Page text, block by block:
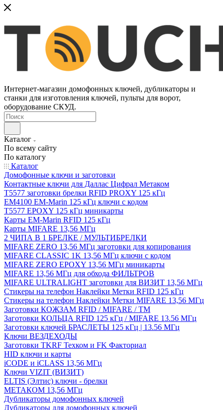
Интернет-магазин домофонных ключей, дубликаторы и
станки для изготовления ключей, пульты для ворот,
оборудование СКУД.
Каталог
По всему сайту
По каталогу
Каталог
Домофонные ключи и заготовки
Контактные ключи для Даллас Цифрал Метаком
T5577 заготовки брелки RFID PROXY 125 кГц
EM4100 EM-Marin 125 кГц ключи с кодом
T5577 EPOXY 125 кГц миникарты
Карты EM-Marin RFID 125 кГц
Карты MIFARE 13,56 МГц
2 ЧИПА В 1 БРЕЛКЕ / МУЛЬТИБРЕЛКИ
MIFARE ZERO 13,56 МГц заготовки для копирования
MIFARE CLASSIC 1K 13,56 МГц ключи с кодом
MIFARE ZERO EPOXY 13,56 МГц миникарты
MIFARE 13,56 МГц для обхода ФИЛЬТРОВ
MIFARE ULTRALIGHT заготовки для ВИЗИТ 13,56 МГц
Стикеры на телефон Наклейки Метки RFID 125 кГц
Стикеры на телефон Наклейки Метки MIFARE 13,56 МГц
Заготовки КОЖЗАМ RFID / MIFARE / TM
Заготовки КОЛЬЦА RFID 125 кГц / MIFARE 13.56 МГц
Заготовки ключей БРАСЛЕТЫ 125 кГц | 13.56 МГц
Ключи ВЕЗДЕХОДЫ
Заготовки TKRF Техком и FK Факториал
HID ключи и карты
iCODE и iCLASS 13,56 МГц
Ключи VIZIT (ВИЗИТ)
ELTIS (Элтис) ключи - брелки
МЕТАКОМ 13,56 МГц
Дубликаторы домофонных ключей
Дубликаторы для домофонных ключей